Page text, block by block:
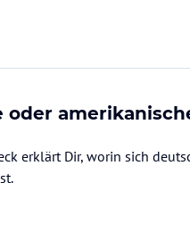
erklärt Dir, worin sich